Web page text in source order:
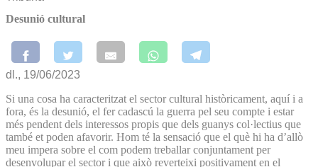
Desunió cultural
dl., 19/06/2023
Si una cosa ha caracteritzat el sector cultural històricament, aquí i a
fora, és la desunió, el fer cadascú la guerra pel seu compte i estar
més pendent dels interessos propis que dels guanys col·lectius que
també et poden afavorir. Hom té la sensació que el què hi ha d’allò
meu impera sobre el com podem treballar conjuntament per
desenvolupar el sector i que això reverteixi positivament en el